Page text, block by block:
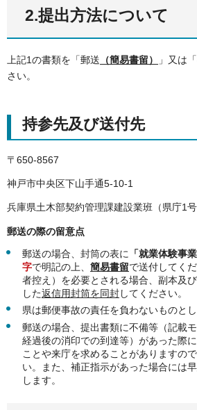
2.提出方法について
上記1の書類を「郵送 （簡易書留）
」又は
さい。
持参先及び送付先
〒650-8567
神戸市中央区下山手通5-10-1
兵庫県土木部契約管理課建設業班（県庁1号
郵送の際の留意点
郵送の場合、封筒の表に 「就業体験事
字で明記の上、 簡易書留で送付してく
者控え）を必要とされる場合、副本及
した返信用封筒を同封してください。
県は郵便事故の責任を負わないものとし
郵送の場合、提出書類に不備等（記載
経過後の消印での到達等）があった際
ことや来庁を求めることがありますの
い。また、補正指示があった場合には
します。